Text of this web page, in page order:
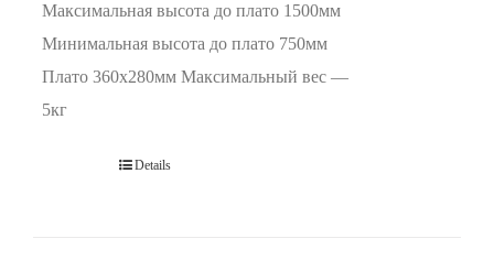
Максимальная высота до плато 1500мм
Минимальная высота до плато 750мм
Плато 360х280мм Максимальный вес —
5кг
Details